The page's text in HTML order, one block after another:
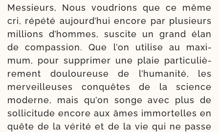
Messieurs, Nous vou­drions que ce même
cri, répé­té aujourd’­hui encore par plu­sieurs
mil­lions d’hommes, sus­cite un grand élan
de com­pas­sion. Que l’on uti­lise au maxi­
mum, pour sup­pri­mer une plaie par­ti­cu­liè­
re­ment dou­lou­reuse de l’hu­ma­ni­té, les
mer­veilleuses conquêtes de la science
moderne, mais qu’on songe avec plus de
sol­li­ci­tude en­core aux âmes immor­telles en
quête de la véri­té et de la vie qui ne passe